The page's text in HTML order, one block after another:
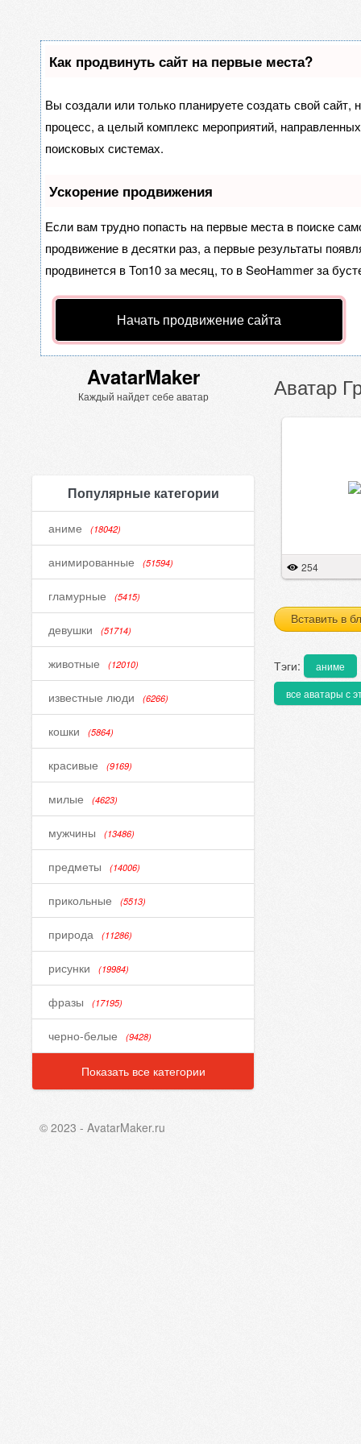
Как продвинуть сайт на первые места?
Вы создали или только планируете создать свой сайт,
процесс, а целый комплекс мероприятий,
поисковых системах.
Ускорение продвижения
Если вам трудно попасть на первые места в поиске
продвижение в десятки раз, а первые результаты
продвинется в Топ10 за месяц, то вSeoHammerза
Начать продвижение сайта
AvatarMaker
Каждый найдет себе аватар
Популярные категории
аниме (18042)
анимированные (51594)
гламурные (5415)
девушки (51714)
животные (12010)
известные люди (6266)
кошки (5864)
красивые (9169)
милые (4623)
мужчины (13486)
предметы (14006)
прикольные (5513)
природа (11286)
рисунки (19984)
фразы (17195)
черно-белые (9428)
Показать все категории
Аватар
254
Вставить в
Тэги:
аниме
все аватары с
© 2023 - AvatarMaker.ru